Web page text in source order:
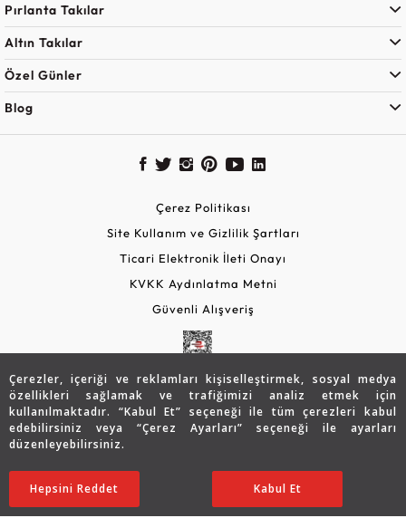
Çerezler, içeriği ve reklamları kişiselleştirmek, sosyal medya
özellikleri sağlamak ve trafiğimizi analiz etmek için
kullanılmaktadır. “Kabul Et” seçeneği ile tüm çerezleri kabul
edebilirsiniz veya “Çerez Ayarları” seçeneği ile ayarları
düzenleyebilirsiniz.
Ayarları Düzenle
Hepsini Reddet Kabul Et
Pırlanta Takılar
Altın Takılar
Özel Günler
Blog
Çerez Politikası
Site Kullanım ve Gizlilik Şartları
Ticari Elektronik İleti Onayı
KVKK Aydınlatma Metni
Güvenli Alışveriş